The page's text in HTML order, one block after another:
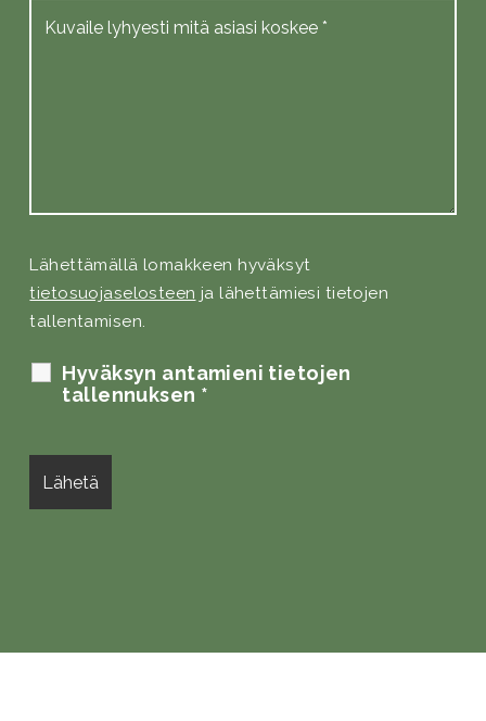
Lähettämällä lomakkeen hyväksyt
tietosuojaselosteen ja lähettämiesi tietojen
tallentamisen.
Hyväksyn antamieni tietojen
tallennuksen *